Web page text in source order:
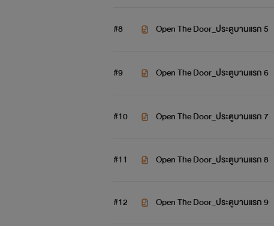
#8 Open The Door_ประตูบานแรก 5
#9 Open The Door_ประตูบานแรก 6
#10 Open The Door_ประตูบานแรก 7
#11 Open The Door_ประตูบานแรก 8
#12 Open The Door_ประตูบานแรก 9